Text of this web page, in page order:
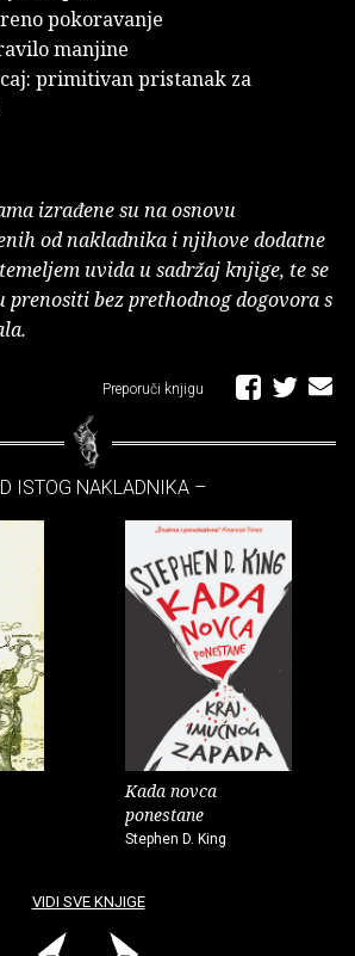
pokoravanje
manjine
primitivan pristanak za
izrađene su na osnovu
od nakladnika i njihove dodatne
uvida u sadržaj knjige, te se
prenositi bez prethodnog dogovora s
Preporuči knjigu
ISTOG NAKLADNIKA –
Kada novca
ponestane
Stephen D. King
VIDI SVE KNJIGE